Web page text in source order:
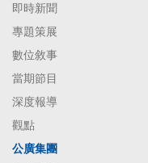
即時新聞
專題策展
數位敘事
當期節目
深度報導
觀點
公廣集團